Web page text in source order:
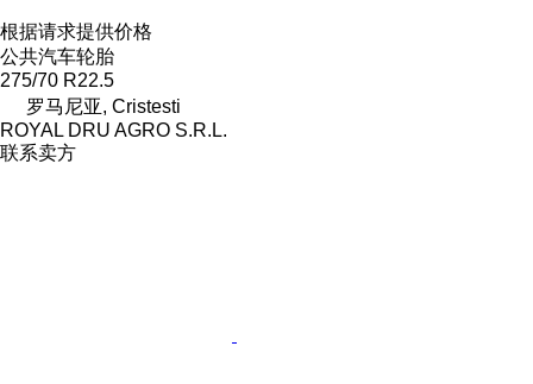
根据请求提供价格
公共汽车轮胎
275/70 R22.5
罗马尼亚, Cristesti
ROYAL DRU AGRO S.R.L.
联系卖方